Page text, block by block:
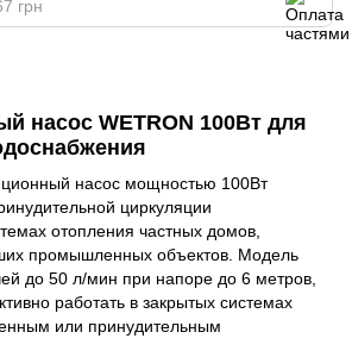
грн
насос WETRON 100Вт для
насос мощностью 100Вт
циркуляции
отопления частных домов,
промышленных объектов. Модель
до 50 л/мин при напоре до 6 метров,
работать в закрытых системах
или принудительным